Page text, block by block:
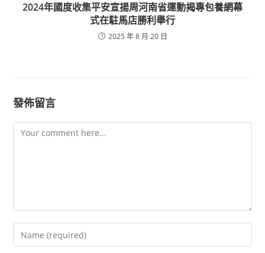
2024年國度收集平安宣揚周河南省運動揭專包養網幕
式在駐馬店勝利舉行
2025 年 8 月 20 日
發佈留言
Comment
Enter
your